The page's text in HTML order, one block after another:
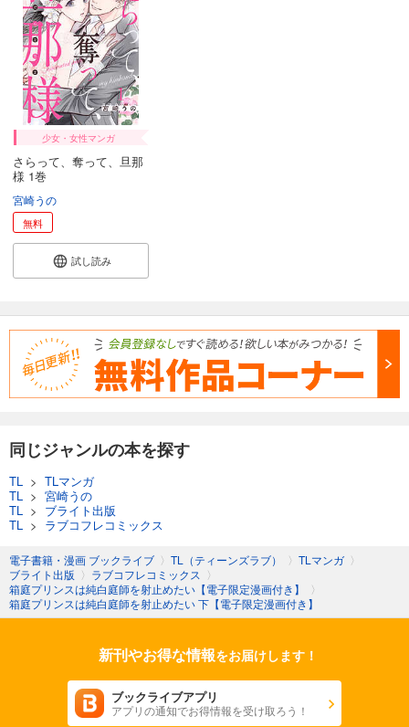
少女・女性マンガ
さらって、奪って、旦那
様 1巻
宮崎うの
無料
試し読み
同じジャンルの本を探す
TL > TLマンガ
TL > 宮崎うの
TL > ブライト出版
TL > ラブコフレコミックス
電子書籍・漫画 ブックライブ 〉 TL（ティーンズラブ） 〉 TLマンガ 〉
ブライト出版 〉 ラブコフレコミックス 〉
箱庭プリンスは純白庭師を射止めたい【電子限定漫画付き】
〉
箱庭プリンスは純白庭師を射止めたい 下【電子限定漫画付き】
新刊やお得な情報をお届けします！
ブックライブアプリ
アプリの通知でお得情報を受け取ろう！